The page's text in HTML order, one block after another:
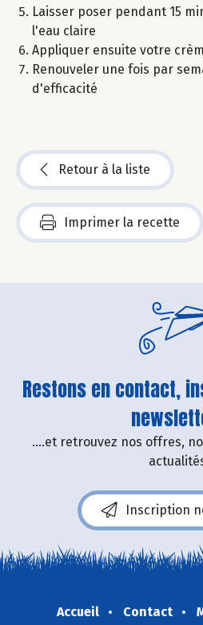
Laisser poser pendant 15
l'eau claire
Appliquer ensuite votre
Renouveler une fois par
d'efficacité
Retour à la liste
Imprimer la recette
Restons en contact,
....et retrouvez nos offres,
Inscription
Accueil Contact